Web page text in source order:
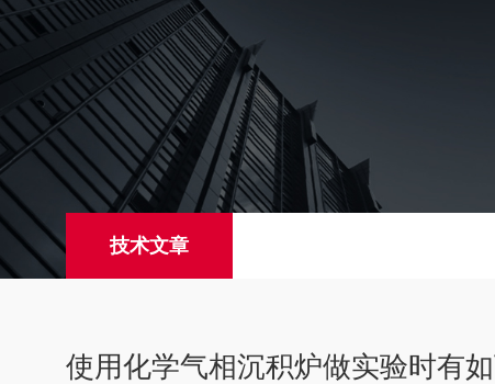
技术文章
使用化学气相沉积炉做实验时有